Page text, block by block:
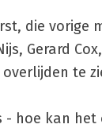
die vorige
Gerard
te
- hoe kan